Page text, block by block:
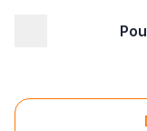
Erreur lors du